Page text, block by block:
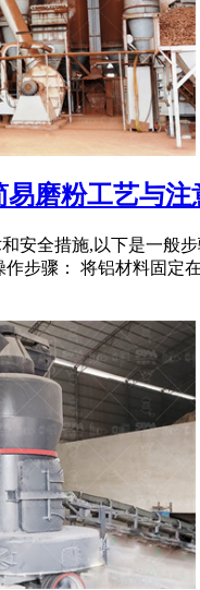
磨粉工艺与
安全措施,以下是一般
步骤： 将铝材料固定